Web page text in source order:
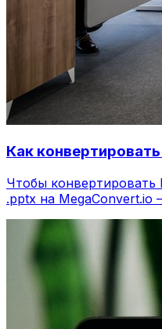
Как
Чтобы конвертировать
.pptx на